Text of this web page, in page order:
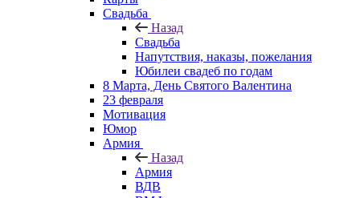
Свадьба
Назад
Свадьба
Напутствия, наказы, пожелания
Юбилеи свадеб по годам
8 Марта, День Святого Валентина
23 февраля
Мотивация
Юмор
Армия
Назад
Армия
ВДВ